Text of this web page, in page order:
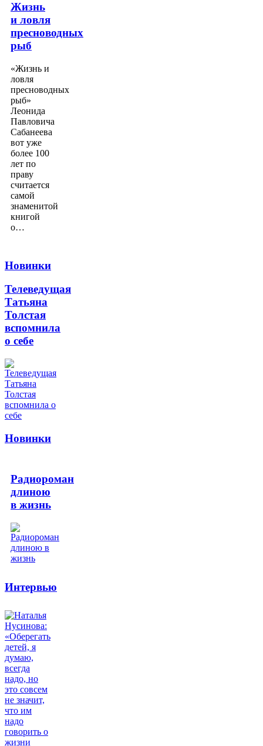
Жизнь
и ловля
пресноводных
рыб
«Жизнь и
ловля
пресноводных
рыб»
Леонида
Павловича
Сабанеева
вот уже
более 100
лет по
праву
считается
самой
знаменитой
книгой
о…
Новинки
Телеведущая
Татьяна
Толстая
вспомнила
о себе
Новинки
Радиороман
длиною
в жизнь
Интервью